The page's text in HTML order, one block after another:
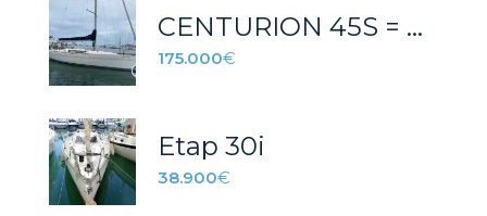
CENTURION 45S = REF 009T
175.000€
Etap 30i
38.900€